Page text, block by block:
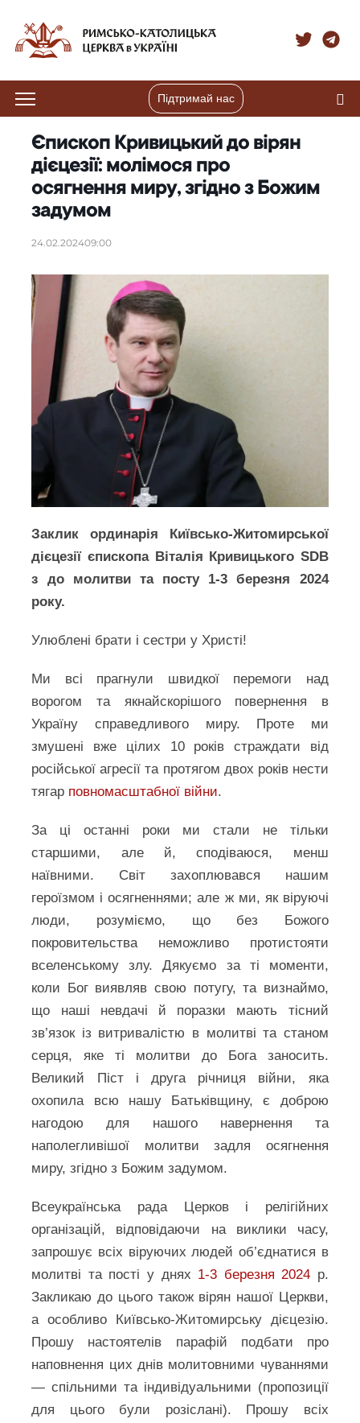
Підтримай нас
Єпископ Кривицький до вірян
дієцезії: молімося про
осягнення миру, згідно з Божим
задумом
24.02.202409:00
Заклик ординарія Київсько-Житомирської
дієцезії єпископа Віталія Кривицького SDB
з до молитви та посту 1-3 березня 2024
року.
Улюблені брати і сестри у Христі!
Ми всі прагнули швидкої перемоги над
ворогом та якнайскорішого повернення в
Україну справедливого миру. Проте ми
змушені вже цілих 10 років страждати від
російської агресії та протягом двох років нести
тягар повномасштабної війни.
За ці останні роки ми стали не тільки
старшими, але й, сподіваюся, менш
наївними. Світ захоплювався нашим
героїзмом і осягненнями; але ж ми, як віруючі
люди, розуміємо, що без Божого
покровительства неможливо протистояти
вселенському злу. Дякуємо за ті моменти,
коли Бог виявляв свою потугу, та визнаймо,
що наші невдачі й поразки мають тісний
зв’язок із витривалістю в молитві та станом
серця, яке ті молитви до Бога заносить.
Великий Піст і друга річниця війни, яка
охопила всю нашу Батьківщину, є доброю
нагодою для нашого навернення та
наполегливішої молитви задля осягнення
миру, згідно з Божим задумом.
Всеукраїнська рада Церков і релігійних
організацій, відповідаючи на виклики часу,
запрошує всіх віруючих людей об’єднатися в
молитві та пості у днях 1-3 березня 2024 р.
Закликаю до цього також вірян нашої Церкви,
а особливо Київсько-Житомирську дієцезію.
Прошу настоятелів парафій подбати про
наповнення цих днів молитовними чуваннями
— спільними та індивідуальними (пропозиції
для цього були розіслані). Прошу всіх